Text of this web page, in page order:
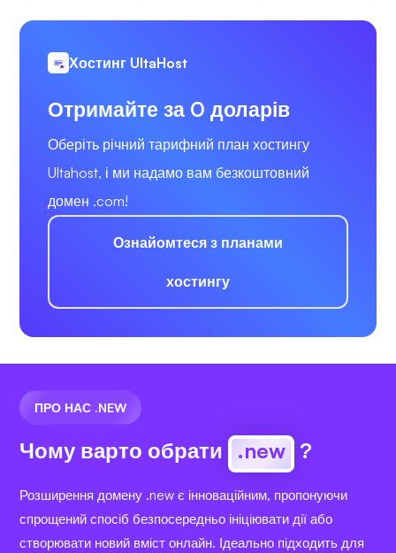
Хостинг UltaHost
Отримайте за 0 доларів
Оберіть річний тарифний план хостингу
Ultahost, і ми надамо вам безкоштовний
домен .com!
Ознайомтеся з планами
хостингу
ПРО НАС .NEW
Чому варто обрати .new ?
Розширення домену .new є інноваційним, пропонуючи
спрощений спосіб безпосередньо ініціювати дії або
створювати новий вміст онлайн. Ідеально підходить для